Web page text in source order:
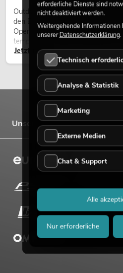
Outdoor Moving-Heads sind
den Einsatz im Freien. Sie
Open-Air-Konzerten,
temporären Außeninstallationen
Jetzt lesen
Unsere Marken
erforderliche Dienste sind
nicht deaktiviert werden.
Weitergehende Informationen
unsererDatenschutzerklärung.
Technisch
Analyse & Statistik
Marketing
Externe Medien
Chat & Support
Nur erforderliche
Alle